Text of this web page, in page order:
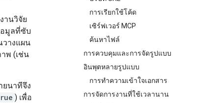
การเรียกใช้โค้ด
เซิร์ฟเวอร์ MCP
ค้นหาไฟล์
การควบคุมและการจัดรูปแบบ
อินพุตหลายรูปแบบ
การทำความเข้าใจเอกสาร
การจัดการงานที่ใช้เวลานาน
านวิจัย
อมูลที่ซับ
วางแผน
พ (เช่น
ยนาทีจึง
) เพื่อ